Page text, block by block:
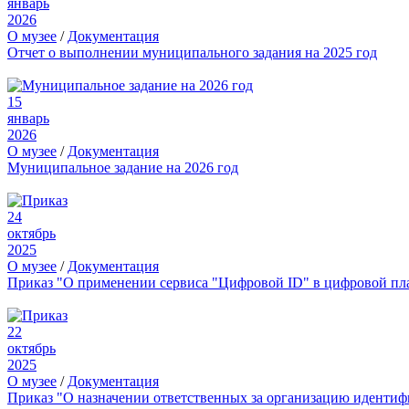
январь
2026
О музее / Документация
Отчет о выполнении муниципального задания на 2025 год
15
январь
2026
О музее / Документация
Муниципальное задание на 2026 год
24
октябрь
2025
О музее / Документация
Приказ "О применении сервиса "Цифровой ID" в цифровой
22
октябрь
2025
О музее / Документация
Приказ "О назначении ответственных за организацию